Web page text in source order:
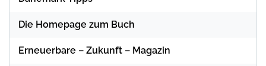
Die Homepage zum Buch
Erneuerbare – Zukunft – Magazin